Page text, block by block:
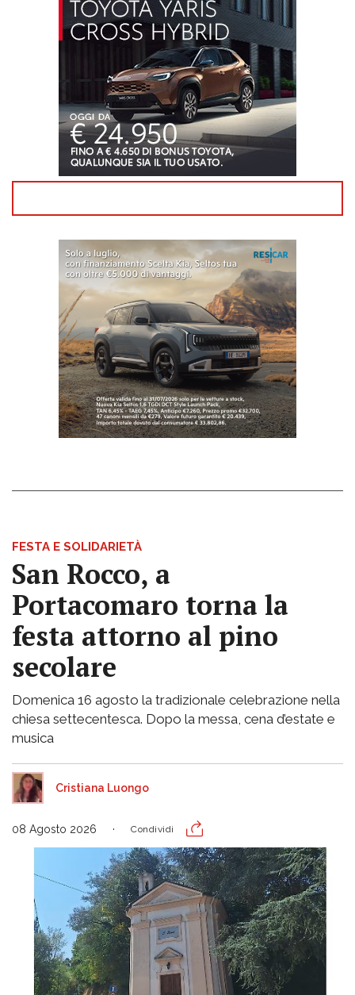
FESTA E SOLIDARIETÀ
San Rocco, a
Portacomaro torna la
festa attorno al pino
secolare
Domenica 16 agosto la tradizionale celebrazione nella
chiesa settecentesca. Dopo la messa, cena d’estate e
musica
Cristiana Luongo
08 Agosto 2026 Condividi